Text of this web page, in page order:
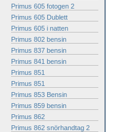
Primus 605 fotogen 2
Primus 605 Dublett
Primus 605 i natten
Primus 802 bensin
Primus 837 bensin
Primus 841 bensin
Primus 851
Primus 851
Primus 853 Bensin
Primus 859 bensin
Primus 862
Primus 862 snörhandtag 2